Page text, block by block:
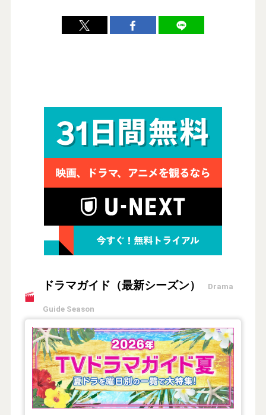
ドラマガイド（最新シーズン） Drama
Guide Season
【2026年夏】TVドラマガイド